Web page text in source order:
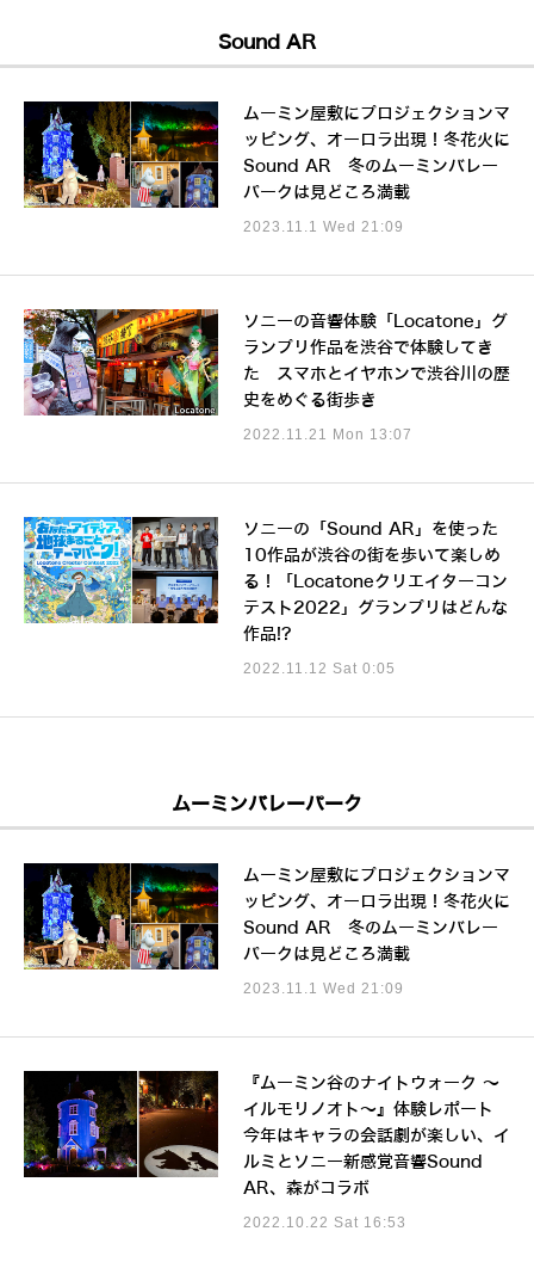
Sound AR
ムーミン屋敷にプロジェクションマ
ッピング、オーロラ出現！冬花火に
Sound AR 冬のムーミンバレー
パークは見どころ満載
2023.11.1 Wed 21:09
ソニーの音響体験「Locatone」グ
ランプリ作品を渋谷で体験してき
た スマホとイヤホンで渋谷川の歴
史をめぐる街歩き
2022.11.21 Mon 13:07
ソニーの「Sound AR」を使った
10作品が渋谷の街を歩いて楽しめ
る！「Locatoneクリエイターコン
テスト2022」グランプリはどんな
作品!?
2022.11.12 Sat 0:05
ムーミンバレーパーク
ムーミン屋敷にプロジェクションマ
ッピング、オーロラ出現！冬花火に
Sound AR 冬のムーミンバレー
パークは見どころ満載
2023.11.1 Wed 21:09
『ムーミン谷のナイトウォーク ～
イルモリノオト～』体験レポート
今年はキャラの会話劇が楽しい、イ
ルミとソニー新感覚音響Sound
AR、森がコラボ
2022.10.22 Sat 16:53